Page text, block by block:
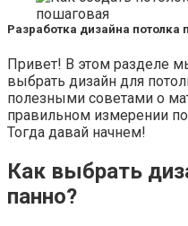
Разработка дизайна потолка
Привет! В этом разделе
выбрать дизайн для
полезными советами о
правильном измерении
Тогда давай начнем!
Как выбрать
панно?